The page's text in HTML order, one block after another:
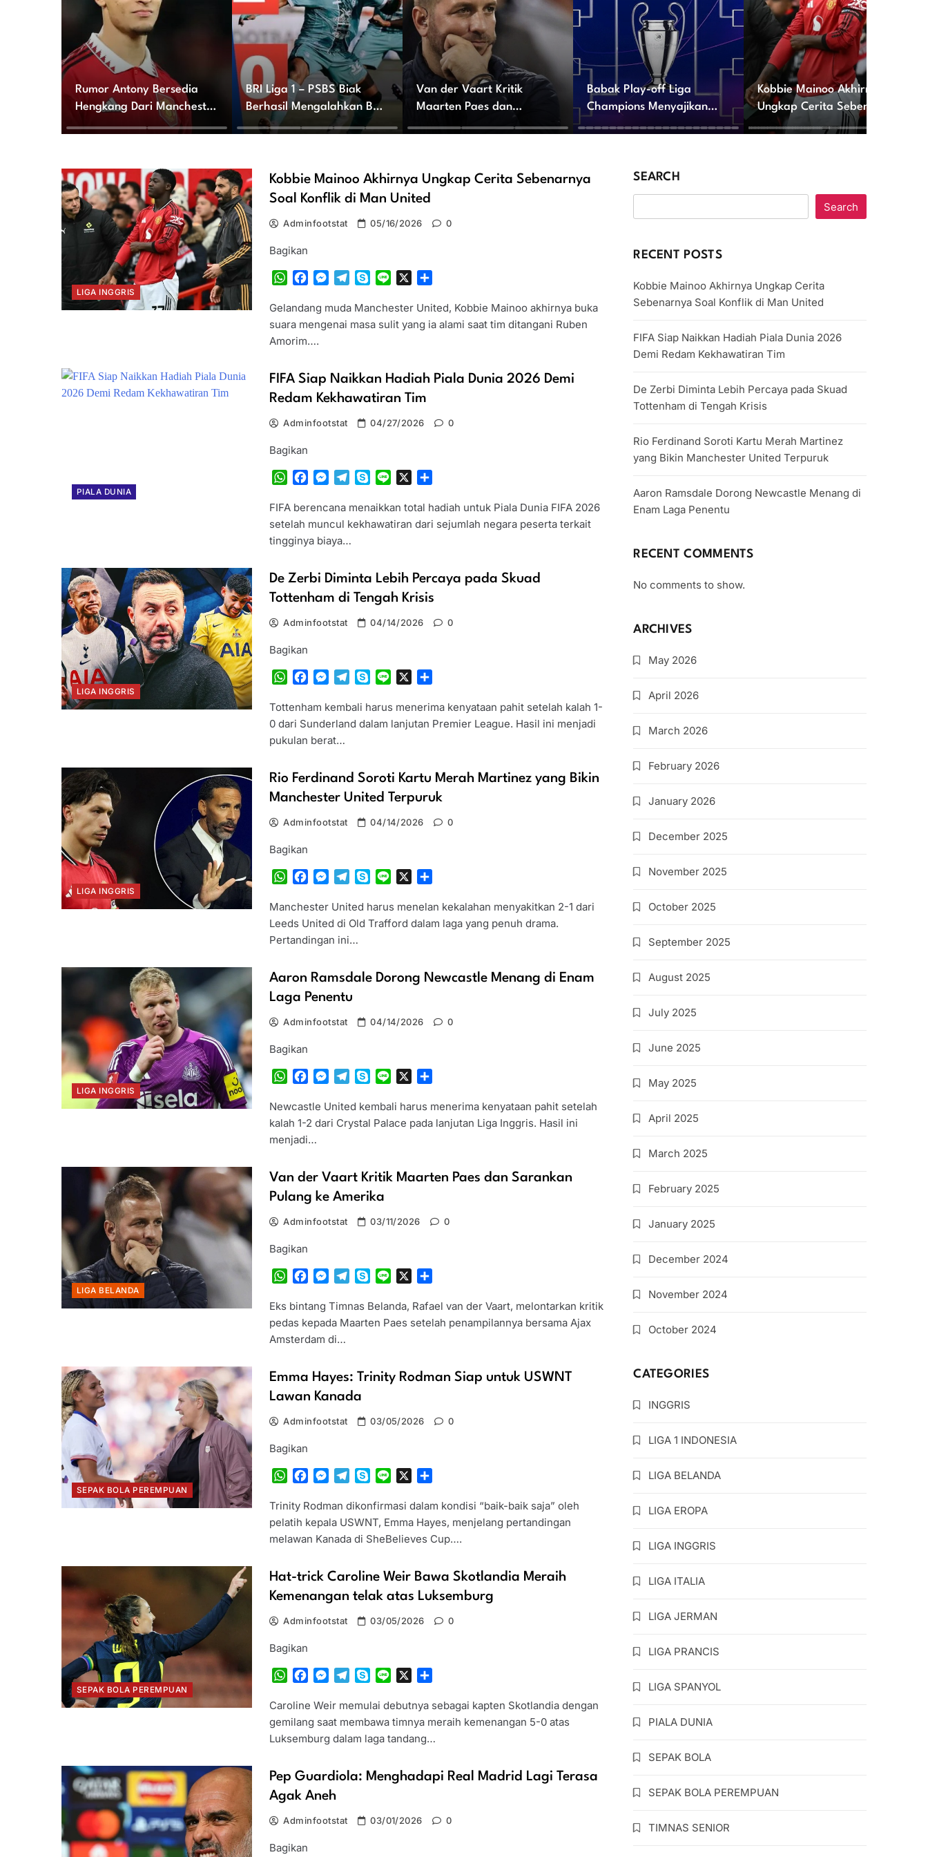
Rumor Antony Bersedia
Hengkang Dari Manchester
United
BRI Liga 1 – PSBS Biak
Berhasil Mengalahkan Bali
United 2-0
Van der Vaart Kritik
Maarten Paes dan
Sarankan Pulang ke
Babak Play-off Liga
Champions Menyajikan
Pertarungan Seru
Kobbie Mainoo Akhirnya
Ungkap Cerita Sebenarnya
Soal Konflik di Man United
LIGA INGGRIS
Kobbie Mainoo Akhirnya Ungkap Cerita Sebenarnya
Soal Konflik di Man United
Adminfootstat 05/16/2026 0
Bagikan
WhatsApp
Facebook
Messenger
TelegramSkypeLine
Gelandang muda Manchester United, Kobbie Mainoo akhirnya buka
suara mengenai masa sulit yang ia alami saat tim ditangani Ruben
Amorim….
PIALA DUNIA
FIFA Siap Naikkan Hadiah Piala Dunia 2026 Demi
Redam Kekhawatiran Tim
Adminfootstat 04/27/2026 0
Bagikan
WhatsApp
Facebook
Messenger
TelegramSkypeLine
FIFA berencana menaikkan total hadiah untuk Piala Dunia FIFA 2026
setelah muncul kekhawatiran dari sejumlah negara peserta terkait
tingginya biaya…
LIGA INGGRIS
De Zerbi Diminta Lebih Percaya pada Skuad
Tottenham di Tengah Krisis
Adminfootstat 04/14/2026 0
Bagikan
WhatsApp
Facebook
Messenger
TelegramSkypeLine
Tottenham kembali harus menerima kenyataan pahit setelah kalah 1-
0 dari Sunderland dalam lanjutan Premier League. Hasil ini menjadi
pukulan berat…
LIGA INGGRIS
Rio Ferdinand Soroti Kartu Merah Martinez yang Bikin
Manchester United Terpuruk
Adminfootstat 04/14/2026 0
Bagikan
WhatsApp
Facebook
Messenger
TelegramSkypeLine
Manchester United harus menelan kekalahan menyakitkan 2-1 dari
Leeds United di Old Trafford dalam laga yang penuh drama.
Pertandingan ini…
LIGA INGGRIS
Aaron Ramsdale Dorong Newcastle Menang di Enam
Laga Penentu
Adminfootstat 04/14/2026 0
Bagikan
WhatsApp
Facebook
Messenger
TelegramSkypeLine
Newcastle United kembali harus menerima kenyataan pahit setelah
kalah 1-2 dari Crystal Palace pada lanjutan Liga Inggris. Hasil ini
menjadi…
LIGA BELANDA
Van der Vaart Kritik Maarten Paes dan Sarankan
Pulang ke Amerika
Adminfootstat 03/11/2026 0
Bagikan
WhatsApp
Facebook
Messenger
TelegramSkypeLine
Eks bintang Timnas Belanda, Rafael van der Vaart, melontarkan kritik
pedas kepada Maarten Paes setelah penampilannya bersama Ajax
Amsterdam di…
SEPAK BOLA PEREMPUAN
Emma Hayes: Trinity Rodman Siap untuk USWNT
Lawan Kanada
Adminfootstat 03/05/2026 0
Bagikan
WhatsApp
Facebook
Messenger
TelegramSkypeLine
Trinity Rodman dikonfirmasi dalam kondisi “baik-baik saja” oleh
pelatih kepala USWNT, Emma Hayes, menjelang pertandingan
melawan Kanada di SheBelieves Cup….
SEPAK BOLA PEREMPUAN
Hat-trick Caroline Weir Bawa Skotlandia Meraih
Kemenangan telak atas Luksemburg
Adminfootstat 03/05/2026 0
Bagikan
WhatsApp
Facebook
Messenger
TelegramSkypeLine
Caroline Weir memulai debutnya sebagai kapten Skotlandia dengan
gemilang saat membawa timnya meraih kemenangan 5-0 atas
Luksemburg dalam laga tandang…
Pep Guardiola: Menghadapi Real Madrid Lagi Terasa
Agak Aneh
Adminfootstat 03/01/2026 0
Bagikan
SEARCH
Search
RECENT POSTS
Kobbie Mainoo Akhirnya Ungkap Cerita
Sebenarnya Soal Konflik di Man United
FIFA Siap Naikkan Hadiah Piala Dunia 2026
Demi Redam Kekhawatiran Tim
De Zerbi Diminta Lebih Percaya pada Skuad
Tottenham di Tengah Krisis
Rio Ferdinand Soroti Kartu Merah Martinez
yang Bikin Manchester United Terpuruk
Aaron Ramsdale Dorong Newcastle Menang di
Enam Laga Penentu
RECENT COMMENTS
No comments to show.
ARCHIVES
May 2026
April 2026
March 2026
February 2026
January 2026
December 2025
November 2025
October 2025
September 2025
August 2025
July 2025
June 2025
May 2025
April 2025
March 2025
February 2025
January 2025
December 2024
November 2024
October 2024
CATEGORIES
INGGRIS
LIGA 1 INDONESIA
LIGA BELANDA
LIGA EROPA
LIGA INGGRIS
LIGA ITALIA
LIGA JERMAN
LIGA PRANCIS
LIGA SPANYOL
PIALA DUNIA
SEPAK BOLA
SEPAK BOLA PEREMPUAN
TIMNAS SENIOR